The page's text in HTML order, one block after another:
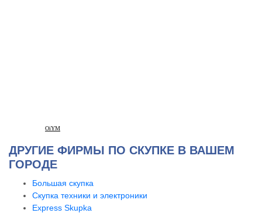
OiYM
ДРУГИЕ ФИРМЫ ПО СКУПКЕ В ВАШЕМ
ГОРОДЕ
Большая скупка
Скупка техники и электроники
Express Skupka